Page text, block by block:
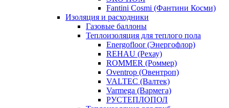
Fantini Cosmi (Фантини Косми)
Изоляция и расходники
Газовые баллоны
Теплоизоляция для теплого пола
Energofloor (Энергофлор)
REHAU (Рехау)
ROMMER (Роммер)
Oventrop (Овентроп)
VALTEC (Валтек)
Varmega (Вармега)
РУСТЕПЛОПОЛ